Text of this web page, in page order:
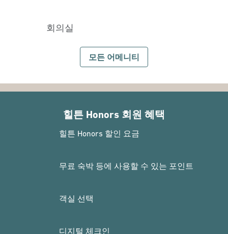
회의실
모든 어메니티
힐튼 Honors 회원 혜택
힐튼 Honors 할인 요금
무료 숙박 등에 사용할 수 있는 포인트
객실 선택
디지털 체크인